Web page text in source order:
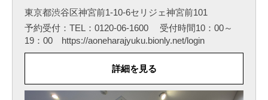
東京都渋谷区神宮前1-10-6セリジェ神宮前101
予約受付：TEL：0120-06-1600 受付時間10：00～
19：00 https://aoneharajyuku.bionly.net/login
詳細を見る